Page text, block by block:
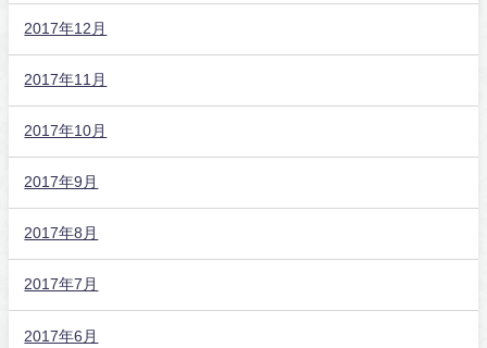
2017年12月
2017年11月
2017年10月
2017年9月
2017年8月
2017年7月
2017年6月